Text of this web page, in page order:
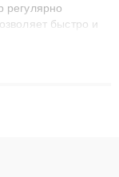
регулярно
быстро и
решают